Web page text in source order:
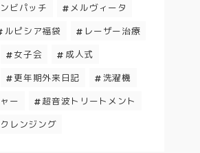
ビパッチ
メルヴィータ
ルピシア福袋
レーザー治療
女子会
成人式
更年期外来日記
洗濯機
ー
超音波トリートメント
レンジング